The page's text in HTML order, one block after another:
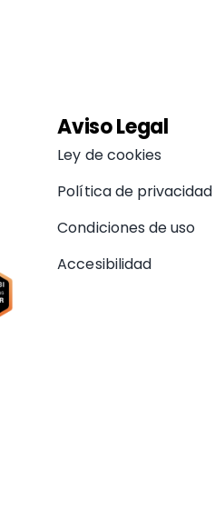
Aviso Legal
Ley de cookies
Política de privacidad
Condiciones de uso
Accesibilidad